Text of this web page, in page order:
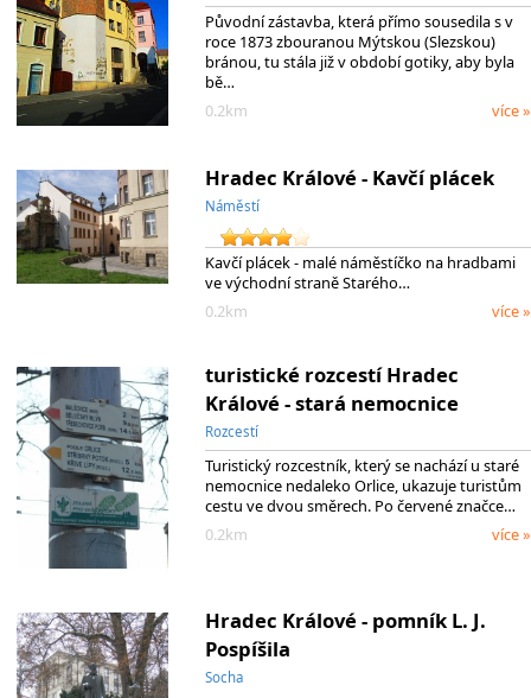
Původní zástavba, která přímo sousedila s v
roce 1873 zbouranou Mýtskou (Slezskou)
bránou, tu stála již v období gotiky, aby byla
bě…
0.2km
více »
Hradec Králové - Kavčí plácek
Náměstí
Kavčí plácek - malé náměstíčko na hradbami
ve východní straně Starého…
0.2km
více »
turistické rozcestí Hradec
Králové - stará nemocnice
Rozcestí
Turistický rozcestník, který se nachází u staré
nemocnice nedaleko Orlice, ukazuje turistům
cestu ve dvou směrech. Po červené značce…
0.2km
více »
Hradec Králové - pomník L. J.
Pospíšila
Socha